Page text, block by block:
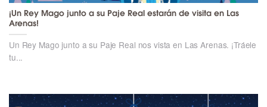
¡Un Rey Mago junto a su Paje Real estarán de visita en Las
Arenas!
Un Rey Mago junto a su Paje Real nos vista en Las Arenas. ¡Tráele
tu...